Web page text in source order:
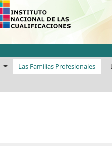
Las Familias Profesionales